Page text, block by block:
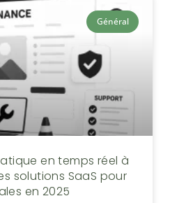
Général
en temps réel à
solutions SaaS pour
en 2025